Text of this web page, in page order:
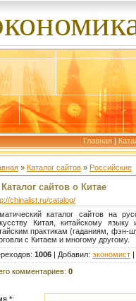
Главная |
» Каталог сайтов » Российские
Каталог сайтов о Китае
chinalist.ru/catalog/
каталог сайтов на
Китая, китайскому
практикам (гаданиям, фэн-
с Китаем и многому другому.
: 1006 | Добавил: экономист |
комментариев: 0
*: